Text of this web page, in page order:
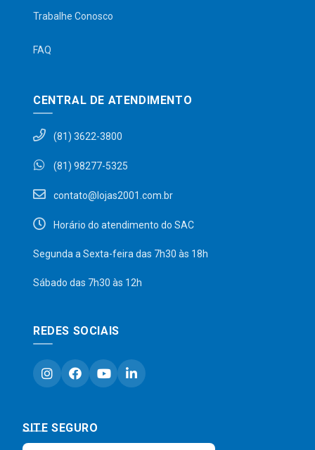
Trabalhe Conosco
FAQ
CENTRAL DE ATENDIMENTO
(81) 3622-3800
(81) 98277-5325
contato@lojas2001.com.br
Horário do atendimento do SAC
Segunda a Sexta-feira das 7h30 às 18h
Sábado das 7h30 às 12h
REDES SOCIAIS
SITE SEGURO